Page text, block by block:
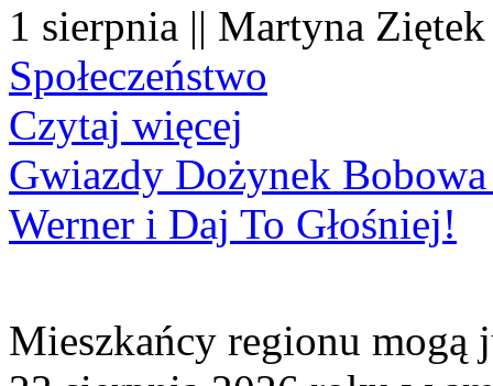
1 sierpnia || Martyna
Społeczeństwo
Czytaj więcej
Gwiazdy Dożynek Bobowa
Werner i Daj To Głośniej!
Mieszkańcy regionu mogą